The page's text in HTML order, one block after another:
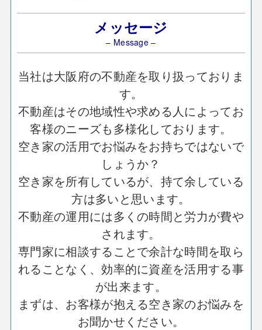
メッセージ
– Message –
当社は大阪府の不動産を取り扱っておりま
す。
不動産はその地域性や求める人によってお
客様のニーズも多様化しております。
空き家の活用でお悩みをお持ちではないで
しょうか？
空き家を所有しているが、持て余している
方は多いと思います。
不動産の運用には多くの時間と労力が費や
されます。
専門家に相談することで余計な時間を取ら
れることなく、効率的に資産を活用する事
が出来ます。
まずは、お客様が抱える空き家のお悩みを
お聞かせください。